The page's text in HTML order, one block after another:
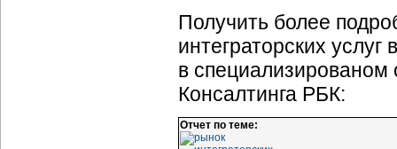
Получить более
интеграторских
в специализированом
Консалтинга РБК:
Отчет по теме: